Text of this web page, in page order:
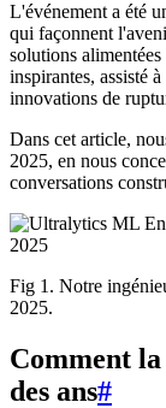
L'événement a été
qui façonnent
solutions
inspirantes, assisté
innovations de
Dans cet article,
2025, en nous
conversations
Fig 1. Notre
2025.
Comment
des ans#